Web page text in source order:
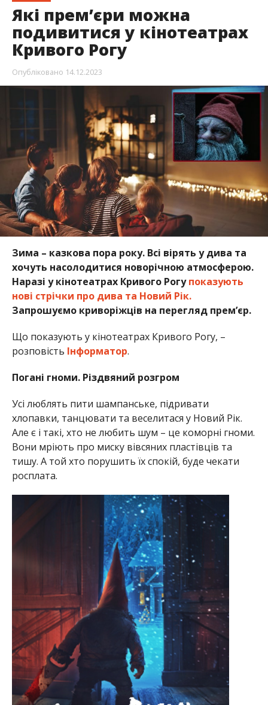
Які прем’єри можна
подивитися у кінотеатрах
Кривого Рогу
Опубліковано 14.12.2023
Зима – казкова пора року. Всі вірять у дива та
хочуть насолодитися новорічною атмосферою.
Наразі у кінотеатрах Кривого Рогупоказують
нові стрічки про дива та Новий Рік.
Запрошуємо криворіжців на перегляд прем’єр.
Що показують у кінотеатрах Кривого Рогу, –
розповість Інформатор.
Погані гноми. Різдвяний розгром
Усі люблять пити шампанське, підривати
хлопавки, танцювати та веселитася у Новий Рік.
Але є і такі, хто не любить шум – це коморні гноми.
Вони мріють про миску вівсяних пластівців та
тишу. А той хто порушить їх спокій, буде чекати
росплата.